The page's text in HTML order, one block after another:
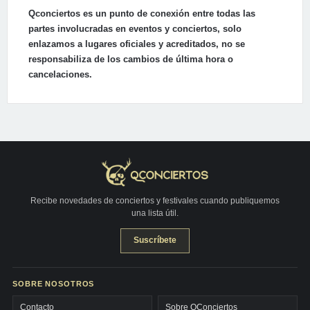
Qconciertos es un punto de conexión entre todas las
partes involucradas en eventos y conciertos, solo
enlazamos a lugares oficiales y acreditados, no se
responsabiliza de los cambios de última hora o
cancelaciones.
Recibe novedades de conciertos y festivales cuando publiquemos
una lista útil.
Suscríbete
SOBRE NOSOTROS
Contacto Sobre QConciertos